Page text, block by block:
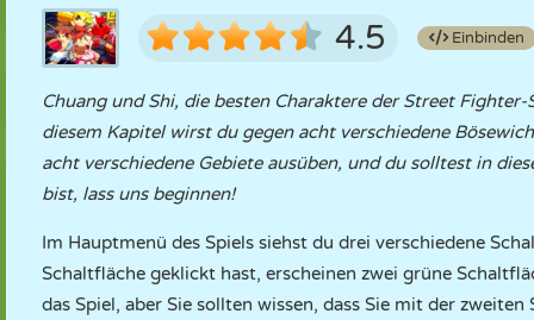
4.5 Einbinden
Chuang und Shi, die besten Charaktere der Street
diesem Kapitel wirst du gegen acht verschiedene
acht verschiedene Gebiete ausüben, und du solltest in
bist, lass uns beginnen!
Im Hauptmenü des Spiels siehst du drei verschiedene
Schaltfläche geklickt hast, erscheinen zwei grüne
das Spiel, aber Sie sollten wissen, dass Sie mit der